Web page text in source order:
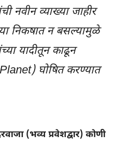
नवीन व्याख्या जाहीर
निकषात न बसल्यामुळे
यादीतून काढून
घोषित करण्यात
(भव्य प्रवेशद्वार) कोणी